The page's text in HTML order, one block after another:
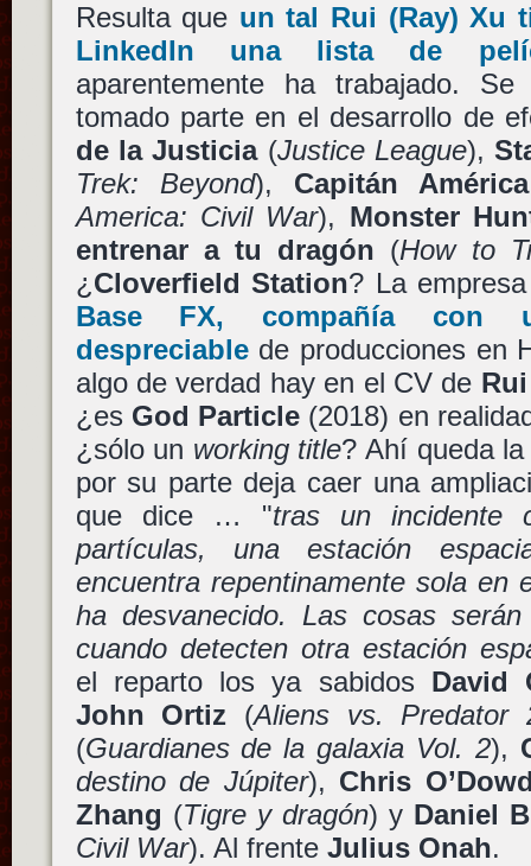
Resulta que un tal Rui (Ray) Xu
LinkedIn una lista de
aparentemente ha trabajado.
tomado parte en el desarrollo de
de la Justicia(Justice League),
Trek: Beyond), Capitán
America: Civil War), Monster
entrenar a tu dragón (How to
¿ Cloverfield Station? La
Base FX, compañía con
despreciablede producciones en
algo de verdad hay en el CV de
¿es God Particle (2018) en
¿sólo un working title? Ahí queda
por su parte deja caer una
que dice … "tras un incidente
partículas, una estación
encuentra repentinamente sola en
ha desvanecido. Las cosas
cuando detecten otra estación
el reparto los ya sabidos David
John Ortiz (Aliens vs. Predator
(Guardianes de la galaxia Vol. 2),
destino de Júpiter), Chris
Zhang (Tigre y dragón) y Daniel
Civil War). Al frente Julius Onah.